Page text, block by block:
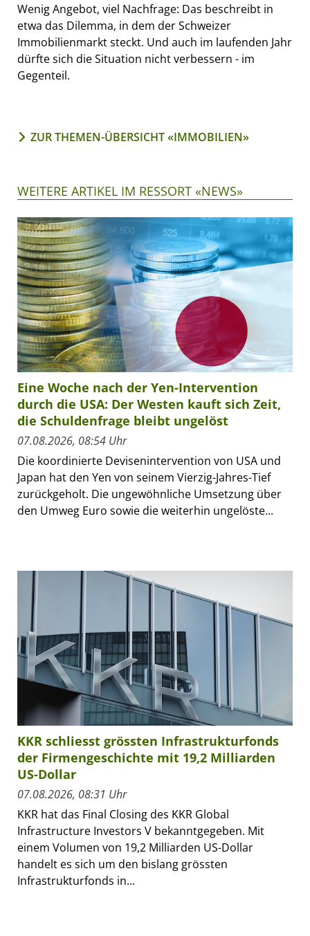
Wenig Angebot, viel Nachfrage: Das beschreibt in
etwa das Dilemma, in dem der Schweizer
Immobilienmarkt steckt. Und auch im laufenden Jahr
dürfte sich die Situation nicht verbessern - im
Gegenteil.
ZUR THEMEN-ÜBERSICHT «IMMOBILIEN»
WEITERE ARTIKEL IM RESSORT «NEWS»
Eine Woche nach der Yen-Intervention
durch die USA: Der Westen kauft sich Zeit,
die Schuldenfrage bleibt ungelöst
07.08.2026, 08:54 Uhr
Die koordinierte Devisenintervention von USA und
Japan hat den Yen von seinem Vierzig-Jahres-Tief
zurückgeholt. Die ungewöhnliche Umsetzung über
den Umweg Euro sowie die weiterhin ungelöste...
KKR schliesst grössten Infrastrukturfonds
der Firmengeschichte mit 19,2 Milliarden
US-Dollar
07.08.2026, 08:31 Uhr
KKR hat das Final Closing des KKR Global
Infrastructure Investors V bekanntgegeben. Mit
einem Volumen von 19,2 Milliarden US-Dollar
handelt es sich um den bislang grössten
Infrastrukturfonds in...